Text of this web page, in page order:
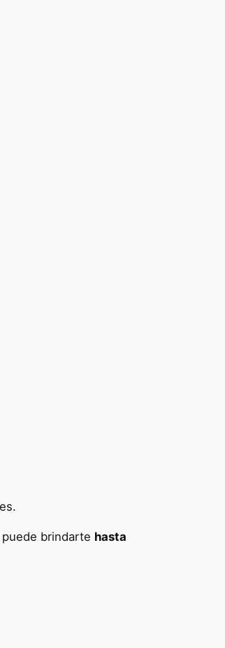
brindarte hasta